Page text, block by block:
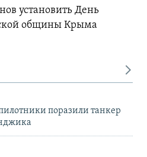
установить День
общины Крыма
поразили танкер